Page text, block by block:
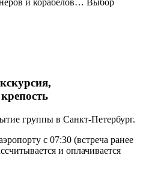
и корабелов… Выбор
группы в Санкт-Петербург.
с 07:30 (встреча ранее
и оплачивается